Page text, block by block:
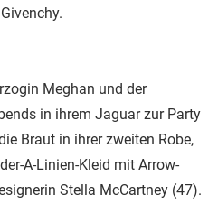
Meghan und der
in ihrem Jaguar zur Party
Braut in ihrer zweiten Robe,
A-Linien-Kleid mit Arrow-
Stella McCartney (47).